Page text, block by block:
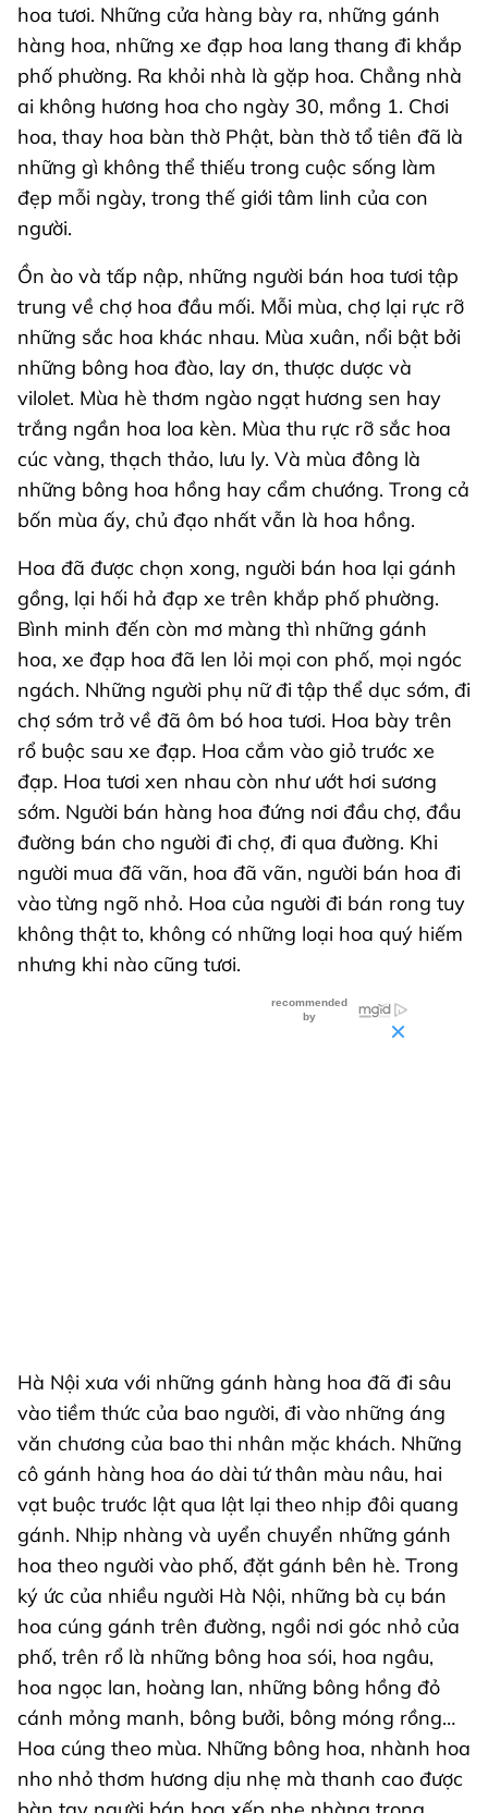
hoa tươi. Những cửa hàng bày ra, những gánh
hàng hoa, những xe đạp hoa lang thang đi khắp
phố phường. Ra khỏi nhà là gặp hoa. Chẳng nhà
ai không hương hoa cho ngày 30, mồng 1. Chơi
hoa, thay hoa bàn thờ Phật, bàn thờ tổ tiên đã là
những gì không thể thiếu trong cuộc sống làm
đẹp mỗi ngày, trong thế giới tâm linh của con
người.
Ồn ào và tấp nập, những người bán hoa tươi tập
trung về chợ hoa đầu mối. Mỗi mùa, chợ lại rực rỡ
những sắc hoa khác nhau. Mùa xuân, nổi bật bởi
những bông hoa đào, lay ơn, thược dược và
vilolet. Mùa hè thơm ngào ngạt hương sen hay
trắng ngần hoa loa kèn. Mùa thu rực rỡ sắc hoa
cúc vàng, thạch thảo, lưu ly. Và mùa đông là
những bông hoa hồng hay cẩm chướng. Trong cả
bốn mùa ấy, chủ đạo nhất vẫn là hoa hồng.
Hoa đã được chọn xong, người bán hoa lại gánh
gồng, lại hối hả đạp xe trên khắp phố phường.
Bình minh đến còn mơ màng thì những gánh
hoa, xe đạp hoa đã len lỏi mọi con phố, mọi ngóc
ngách. Những người phụ nữ đi tập thể dục sớm, đi
chợ sớm trở về đã ôm bó hoa tươi. Hoa bày trên
rổ buộc sau xe đạp. Hoa cắm vào giỏ trước xe
đạp. Hoa tươi xen nhau còn như ướt hơi sương
sớm. Người bán hàng hoa đứng nơi đầu chợ, đầu
đường bán cho người đi chợ, đi qua đường. Khi
người mua đã vãn, hoa đã vãn, người bán hoa đi
vào từng ngõ nhỏ. Hoa của người đi bán rong tuy
không thật to, không có những loại hoa quý hiếm
nhưng khi nào cũng tươi.
Hà Nội xưa với những gánh hàng hoa đã đi sâu
vào tiềm thức của bao người, đi vào những áng
văn chương của bao thi nhân mặc khách. Những
cô gánh hàng hoa áo dài tứ thân màu nâu, hai
vạt buộc trước lật qua lật lại theo nhịp đôi quang
gánh. Nhịp nhàng và uyển chuyển những gánh
hoa theo người vào phố, đặt gánh bên hè. Trong
ký ức của nhiều người Hà Nội, những bà cụ bán
hoa cúng gánh trên đường, ngồi nơi góc nhỏ của
phố, trên rổ là những bông hoa sói, hoa ngâu,
hoa ngọc lan, hoàng lan, những bông hồng đỏ
cánh mỏng manh, bông bưởi, bông móng rồng…
Hoa cúng theo mùa. Những bông hoa, nhành hoa
nho nhỏ thơm hương dịu nhẹ mà thanh cao được